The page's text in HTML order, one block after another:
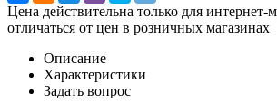
Цена действительна только для интернет-
отличаться от цен в розничных магазинах
Описание
Характеристики
Задать вопрос